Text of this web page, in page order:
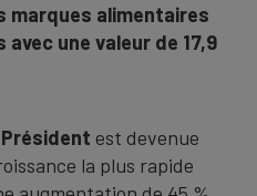
marques alimentaires
une valeur de 17,9
Président est devenue
la plus rapide